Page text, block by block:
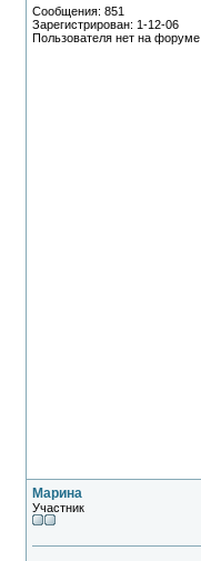
Сообщения: 851
Зарегистрирован: 1-12-06
Пользователя нет на форуме
Марина
Участник